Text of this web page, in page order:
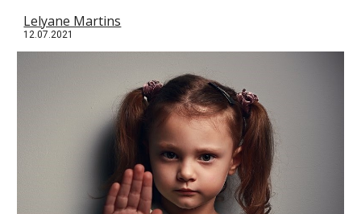
Lelyane Martins
12.07.2021